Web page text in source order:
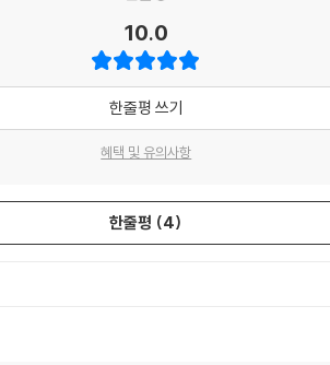
10.0
한줄평 쓰기
혜택 및 유의사항
한줄평 4